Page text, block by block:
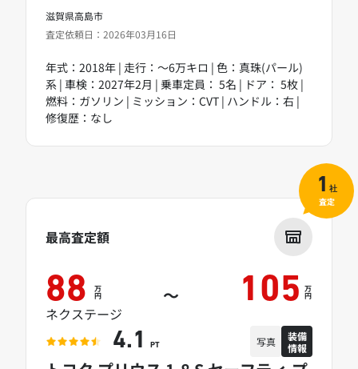
滋賀県高島市
査定依頼日：2026年03月16日
年式：2018年 | 走行：～6万キロ | 色：真珠(パール)
系 | 車検：2027年2月 | 乗車定員： 5名 | ドア： 5枚 |
燃料：ガソリン | ミッション：CVT | ハンドル：右 |
修復歴：なし
最高査定額
88 万
円 ～ 105 万
円
ネクステージ
4.1 PT 写真
装備
情報
1 社
査定